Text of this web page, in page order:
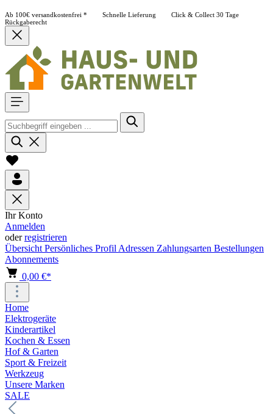
Ab 100€ versandkostenfrei * Schnelle Lieferung Click & Collect 30 Tage
Rückgaberecht
Ihr Konto
Anmelden
oderregistrieren
Übersicht Persönliches Profil Adressen Zahlungsarten Bestellungen
Abonnements
0,00 €*
Home
Elektrogeräte
Kinderartikel
Kochen & Essen
Hof & Garten
Sport & Freizeit
Werkzeug
Unsere Marken
SALE